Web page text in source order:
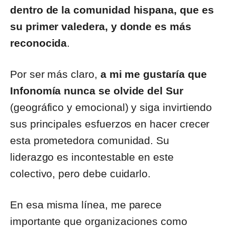
dentro de la comunidad hispana, que es
su primer valedera, y donde es más
reconocida.
Por ser más claro, a mi me gustaría que
Infonomía nunca se olvide del Sur
(geográfico y emocional) y siga invirtiendo
sus principales esfuerzos en hacer crecer
esta prometedora comunidad. Su
liderazgo es incontestable en este
colectivo, pero debe cuidarlo.
En esa misma línea, me parece
importante que organizaciones como